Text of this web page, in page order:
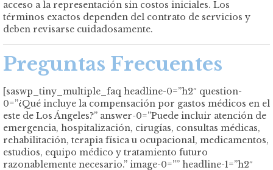
acceso a la representación sin costos iniciales. Los
términos exactos dependen del contrato de servicios y
deben revisarse cuidadosamente.
Preguntas Frecuentes
[saswp_tiny_multiple_faq headline-0=”h2″ question-
0=”¿Qué incluye la compensación por gastos médicos en el
este de Los Ángeles?” answer-0=”Puede incluir atención de
emergencia, hospitalización, cirugías, consultas médicas,
rehabilitación, terapia física u ocupacional, medicamentos,
estudios, equipo médico y tratamiento futuro
razonablemente necesario.” image-0=”” headline-1=”h2″